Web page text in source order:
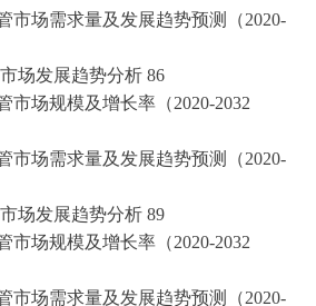
市场需求量及发展趋势预测（2020-
市场发展趋势分析 86
市场规模及增长率（2020-2032
市场需求量及发展趋势预测（2020-
市场发展趋势分析 89
市场规模及增长率（2020-2032
市场需求量及发展趋势预测（2020-